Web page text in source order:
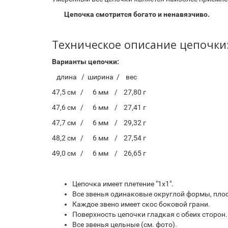
Цепочка смотрится богато и ненавязчиво.
Техническое описание
Варианты цепочки:
длина / ширина / вес
47,5 см / 6 мм / 27,80 г
47,6 см / 6 мм / 27,41 г
47,7 см / 6 мм / 29,32 г
48,2 см / 6 мм / 27,54 г
49,0 см / 6 мм / 26,65 г
Цепочка имеет плетение "1х1".
Все звенья одинаковые округлой формы,
Каждое звено имеет скос боковой грани.
Поверхность цепочки гладкая с обеих сторон.
Все звенья цельные (см. фото).